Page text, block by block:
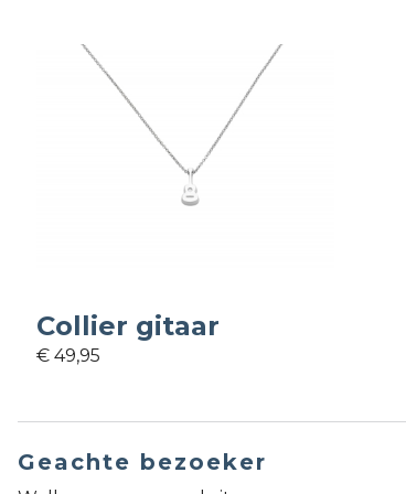
Collier gitaar
€ 49,95
Geachte bezoeker